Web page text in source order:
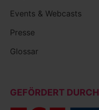
Events & Webcasts
Presse
Glossar
GEFÖRDERT DURCH